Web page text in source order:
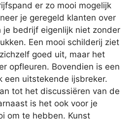
er zo mooi mogelijk
je geregeld klanten over
je bedrijf eigenlijk niet zonder
Een mooi schilderij ziet
goed uit, maar het
opfleuren. Bovendien is een
een uitstekende ijsbreker.
tot het discussiëren van de
is het ook voor je
om te hebben. Kunst